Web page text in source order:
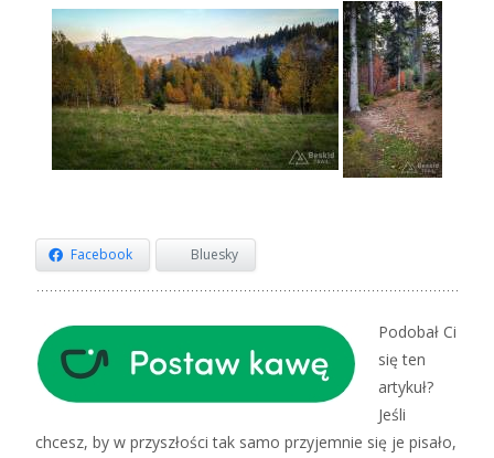
Facebook Bluesky
Podobał Ci
się ten
artykuł?
Jeśli
chcesz, by w przyszłości tak samo przyjemnie się je pisało,